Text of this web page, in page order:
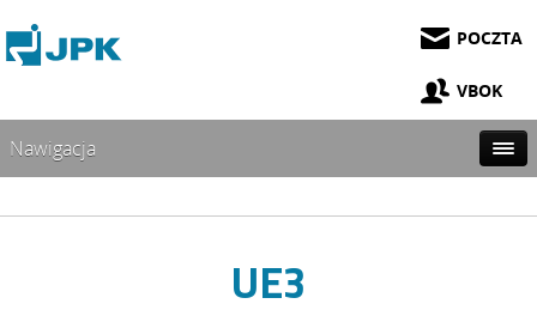
POCZTA
VBOK
Nawigacja
UE3